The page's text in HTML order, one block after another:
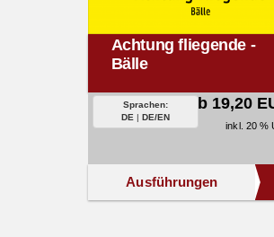
Achtung fliegende -
Bälle
Sprachen:
DE | DE/EN
ab 19,20
inkl. 20 %
Ausführungen